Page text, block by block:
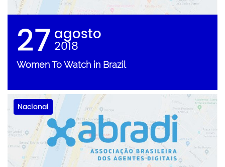
27 agosto
2018
Women To Watch in Brazil
Nacional